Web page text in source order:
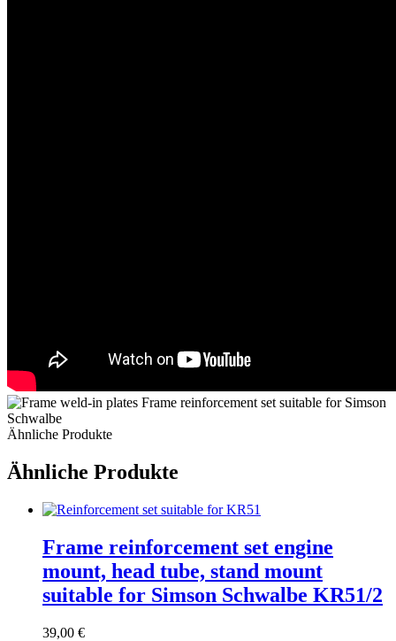
Ähnliche Produkte
Ähnliche Produkte
Frame reinforcement set engine
mount, head tube, stand mount
suitable for Simson Schwalbe KR51/2
39,00 €